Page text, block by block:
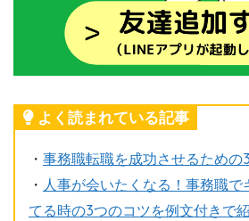
よく読まれている記事
・ 事務職転職を成功させるための
・ 人事が会いたくなる！事務職で
てる時の3つのコツを例文付きで